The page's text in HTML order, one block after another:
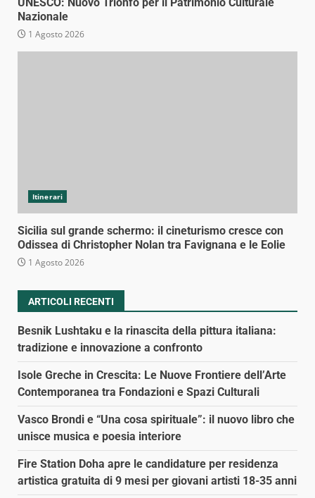
Nazionale
1 Agosto 2026
Itinerari
Sicilia sul grande schermo: il cineturismo cresce con
Odissea di Christopher Nolan tra Favignana e le Eolie
1 Agosto 2026
ARTICOLI RECENTI
Besnik Lushtaku e la rinascita della pittura italiana:
tradizione e innovazione a confronto
Isole Greche in Crescita: Le Nuove Frontiere dell’Arte
Contemporanea tra Fondazioni e Spazi Culturali
Vasco Brondi e “Una cosa spirituale”: il nuovo libro che
unisce musica e poesia interiore
Fire Station Doha apre le candidature per residenza
artistica gratuita di 9 mesi per giovani artisti 18-35 anni